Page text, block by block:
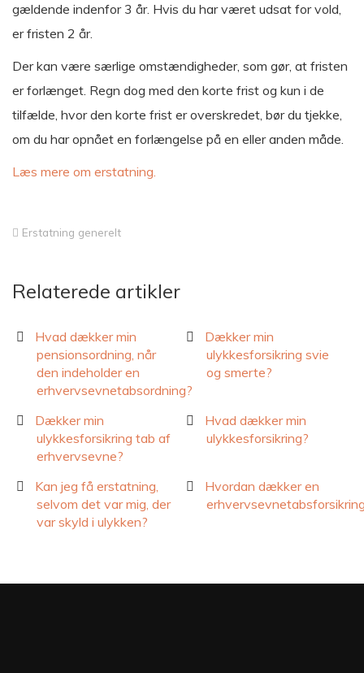
gældende indenfor 3 år. Hvis du har været udsat for vold,
er fristen 2 år.
Der kan være særlige omstændigheder, som gør, at fristen
er forlænget. Regn dog med den korte frist og kun i de
tilfælde, hvor den korte frist er overskredet, bør du tjekke,
om du har opnået en forlængelse på en eller anden måde.
Læs mere om erstatning.
Erstatning generelt
Relaterede artikler
Hvad dækker min
pensionsordning, når
den indeholder en
erhvervsevnetabsordning?
Dækker min
ulykkesforsikring svie
og smerte?
Dækker min
ulykkesforsikring tab af
erhvervsevne?
Hvad dækker min
ulykkesforsikring?
Kan jeg få erstatning,
selvom det var mig, der
var skyld i ulykken?
Hvordan dækker en